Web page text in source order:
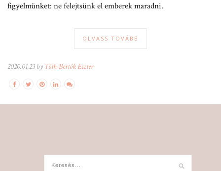
figyelmünket: ne felejtsünk el emberek maradni.
OLVASS TOVÁBB
2020.01.23 by Tóth-Bertók Eszter